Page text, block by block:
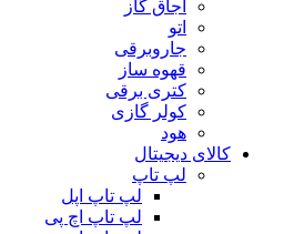
اجاق گاز
اتو
جاروبرقی
قهوه ساز
کتری برقی
کولر گازی
هود
کالای دیجیتال
لپ تاپ
لپ تاپ اپل
لپ تاپ اچ پی